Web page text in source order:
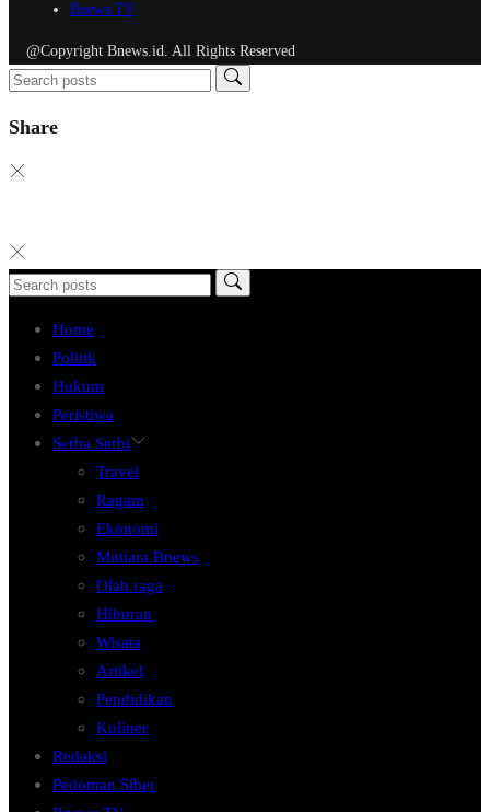
Bnews TV
@Copyright Bnews.id. All Rights Reserved
Share
Home
Politik
Hukum
Peristiwa
Serba Serbi
Travel
Ragam
Ekonomi
Mutiara Bnews
Olah raga
Hiburan
Wisata
Artikel
Pendidikan
Kuliner
Redaksi
Pedoman Siber